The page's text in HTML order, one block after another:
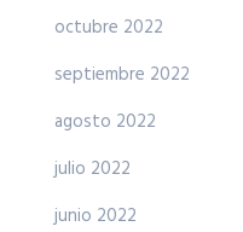
octubre 2022
septiembre 2022
agosto 2022
julio 2022
junio 2022